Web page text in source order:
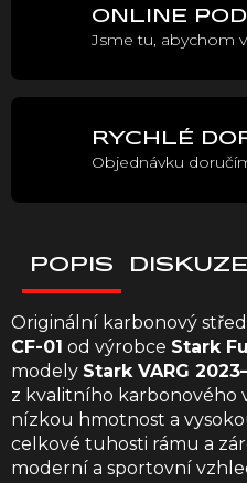
ONLINE
Jsme tu, abychom
RYCHLÉ
Objednávku
POPIS DISKUZE
Originální karbonový
CF-01 od výrobce Stark
modely Stark VARG
z kvalitního karbonového
nízkou hmotnost a
celkové tuhosti rámu a
moderní a sportovní